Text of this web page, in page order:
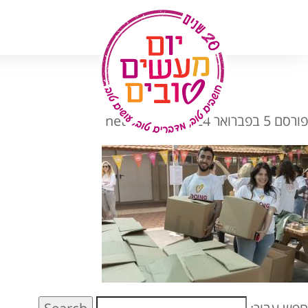
פורסם 5 בפברואר 2024 מאתnetash